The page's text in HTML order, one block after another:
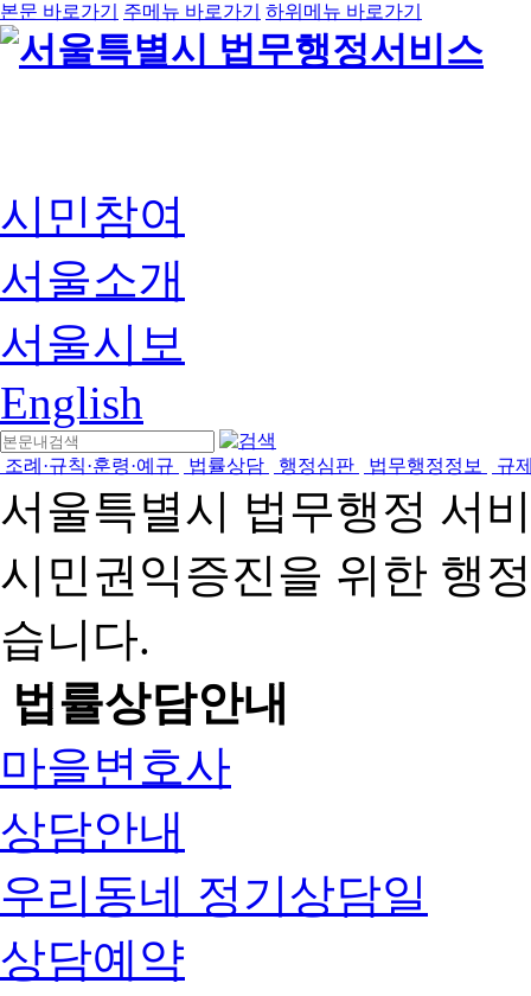
본문 바로가기 주메뉴 바로가기 하위메뉴 바로가기
시민참여
서울소개
서울시보
English
조례·규칙·훈령·예규 법률상담 행정심판 법무행정정보 규
서울특별시 법무행정 서
시민권익증진을 위한 행
습니다.
법률상담안내
마을변호사
상담안내
우리동네 정기상담일
상담예약